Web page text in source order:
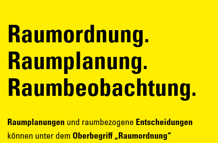
Raumordnung.
Raumplanung.
Raumbeobachtung.
Raumplanungen und raumbezogene Entscheidungen
können unter dem Oberbegriff „Raumordnung“